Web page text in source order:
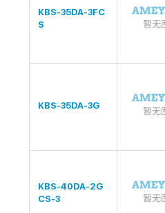
KBS-35DA-3FC
S
KBS-35DA-3G
KBS-40DA-2G
CS-3